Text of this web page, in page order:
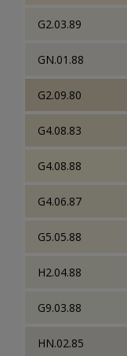
G2.03.89
GN.01.88
G2.09.80
G4.08.83
G4.08.88
G4.06.87
G5.05.88
H2.04.88
G9.03.88
HN.02.85